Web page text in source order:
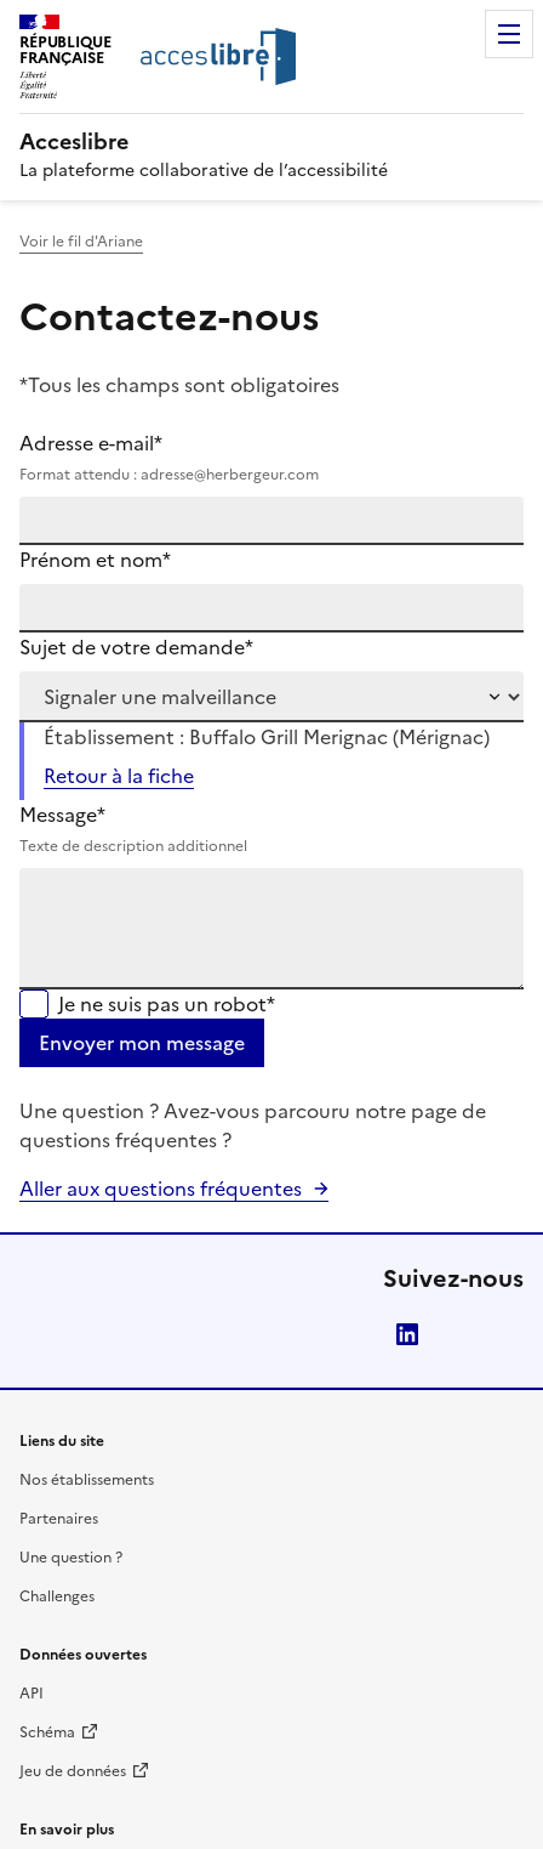
RÉPUBLIQUE
FRANÇAISE
Acceslibre
La plateforme collaborative de l’accessibilité
Voir le fil d'Ariane
Contactez-nous
*Tous les champs sont obligatoires
Adresse e-mail*
Format attendu : adresse@herbergeur.com
Prénom et nom*
Sujet de votre demande*
Établissement : Buffalo Grill Merignac (Mérignac)
Retour à la fiche
Message*
Texte de description additionnel
Je ne suis pas un robot*
Envoyer mon message
Une question ? Avez-vous parcouru notre page de
questions fréquentes ?
Aller aux questions fréquentes
Suivez-nous
Liens du site
Nos établissements
Partenaires
Une question ?
Challenges
Données ouvertes
API
Schéma
Jeu de données
En savoir plus